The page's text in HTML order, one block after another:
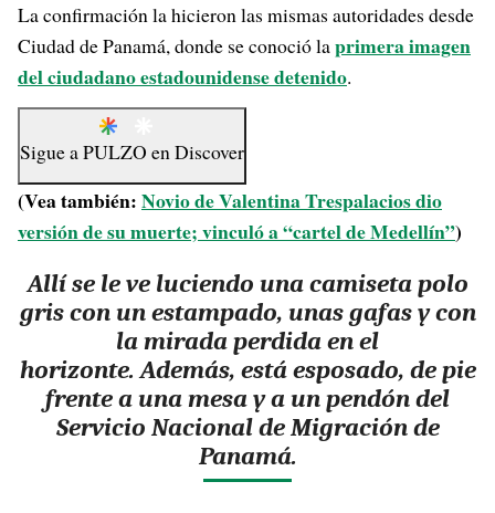
La confirmación la hicieron las mismas autoridades desde
Ciudad de Panamá, donde se conoció laprimera imagen
del ciudadano estadounidense detenido.
Sigue aPULZO enDiscover
(Vea también:Novio de Valentina Trespalacios dio
versión de su muerte; vinculó a “cartel de Medellín”)
Allí se le ve luciendo una camiseta polo
gris con un estampado, unas gafas y con
la mirada perdida en el
horizonte. Además, está esposado, de pie
frente a una mesa y a un pendón del
Servicio Nacional de Migración de
Panamá.